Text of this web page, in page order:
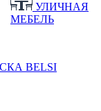
УЛИЧНАЯ
МЕБЕЛЬ
BELSI